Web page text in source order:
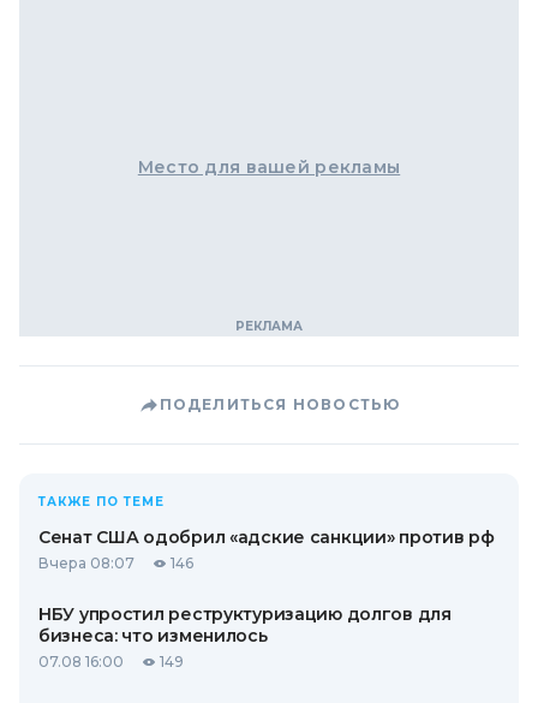
Место для вашей рекламы
ПОДЕЛИТЬСЯ НОВОСТЬЮ
ТАКЖЕ ПО ТЕМЕ
Сенат США одобрил «адские санкции» против рф
Вчера 08:07 146
НБУ упростил реструктуризацию долгов для
бизнеса: что изменилось
07.08 16:00 149